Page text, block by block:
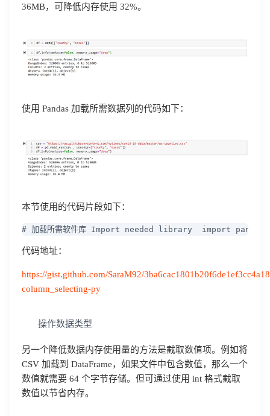
36MB，可降低内存使用 32%。
使用 Pandas 加载所需数据列的代码如下：
本节使用的代码片段如下：
# 加载所需软件库 Import needed library  import
代码地址：
https://gist.github.com/SaraM92/
column_selecting-py
操作数据类型
另一个降低数据内存使用量的方法是截取数值项。例如将
CSV 加载到 DataFrame，如果文件中包含数值，那么一个
数值就需要 64 个字节存储。但可通过使用 int 格式截取
数值以节省内存。